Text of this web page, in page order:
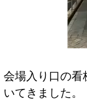
会場入り口の
いてきました。